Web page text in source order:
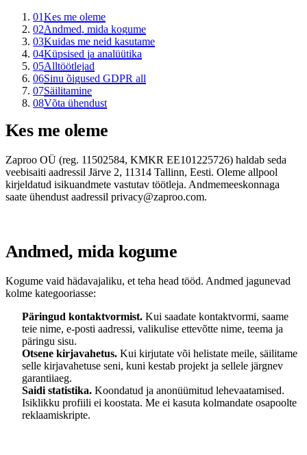
01Kes me oleme
02Andmed, mida kogume
03Kuidas me neid kasutame
04Küpsised ja analüütika
05Alltöötlejad
06Sinu õigused GDPR all
07Säilitamine
08Võta ühendust
Kes me oleme
Zaproo OÜ (reg. 11502584, KMKR EE101225726) haldab seda
veebisaiti aadressil Järve 2, 11314 Tallinn, Eesti. Oleme allpool
kirjeldatud isikuandmete vastutav töötleja. Andmemeeskonnaga
saate ühendust aadressil privacy@zaproo.com.
Andmed, mida kogume
Kogume vaid hädavajaliku, et teha head tööd. Andmed jagunevad
kolme kategooriasse:
Päringud kontaktvormist. Kui saadate kontaktvormi, saame
teie nime, e-posti aadressi, valikulise ettevõtte nime, teema ja
päringu sisu.
Otsene kirjavahetus. Kui kirjutate või helistate meile, säilitame
selle kirjavahetuse seni, kuni kestab projekt ja sellele järgnev
garantiiaeg.
Saidi statistika. Koondatud ja anonüümitud lehevaatamised.
Isiklikku profiili ei koostata. Me ei kasuta kolmandate osapoolte
reklaamiskripte.